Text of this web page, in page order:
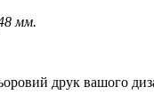
мм.
друк вашого